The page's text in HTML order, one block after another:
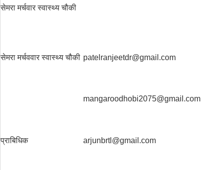
सेमरा मर्चवार स्वास्थ्य चौकी
सेमरा मर्चववार स्वास्थ्य चौकी patelranjeetdr@gmail.com
mangaroodhobi2075@gmail.com
प्राबिधिक arjunbrtl@gmail.com